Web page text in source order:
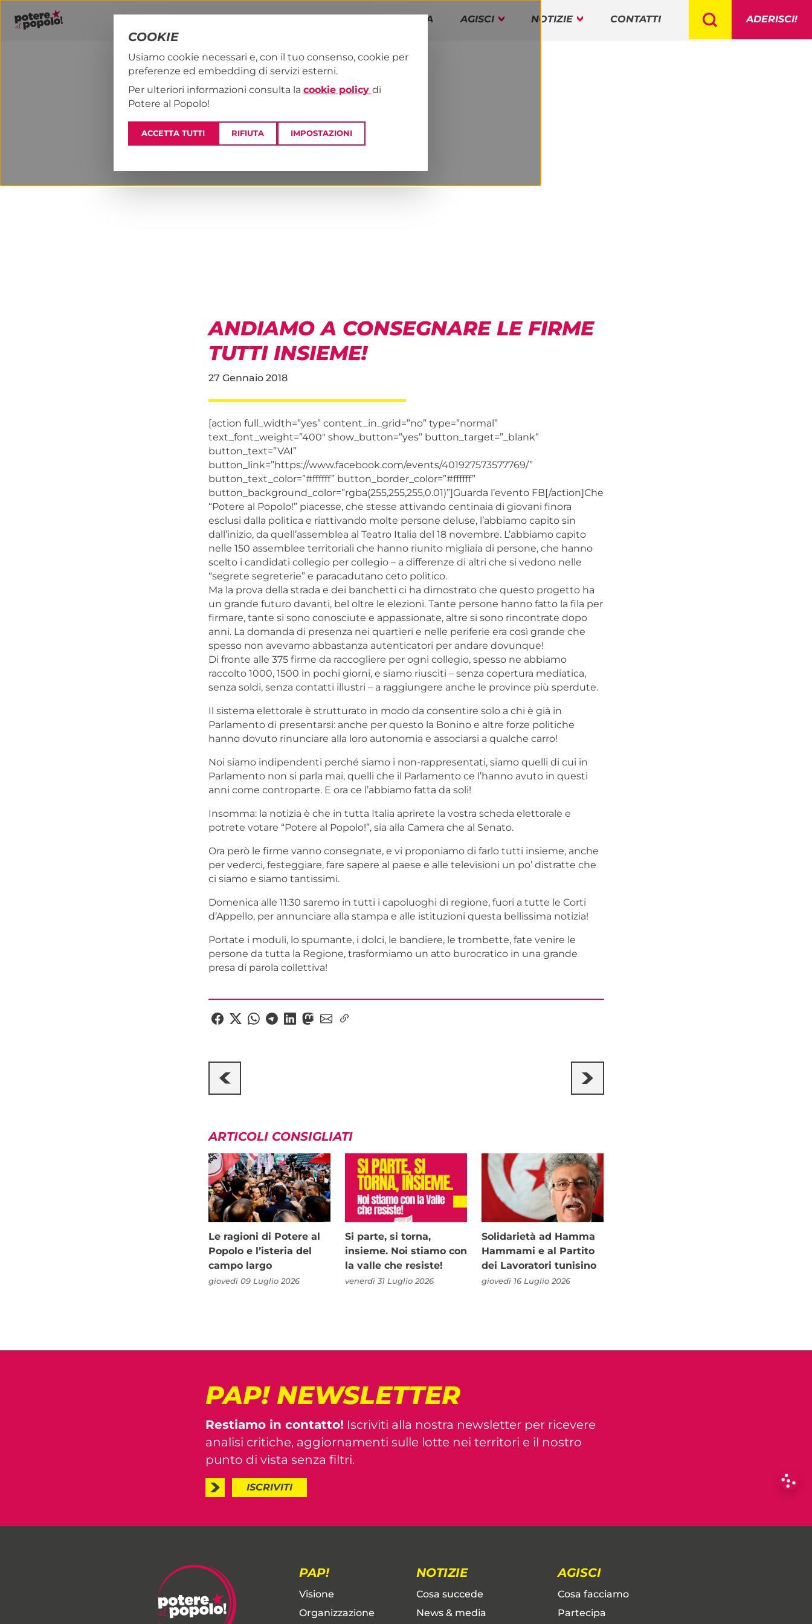
PROGRAMMA AGISCI NOTIZIE CONTATTI ADERISCI!
PAP! NOTIZIE NEWS & MEDIA
ANDIAMO A CONSEGNARE LE FIRME
TUTTI INSIEME!
27 Gennaio 2018
[action full_width=”yes” content_in_grid=”no” type=”normal”
text_font_weight=”400″ show_button=”yes” button_target=”_blank”
button_text=”VAI”
button_link=”https://www.facebook.com/events/401927573577769/”
button_text_color=”#ffffff” button_border_color=”#ffffff”
button_background_color=”rgba(255,255,255,0.01)”]Guarda l’evento FB[/action]Che
“Potere al Popolo!” piacesse, che stesse attivando centinaia di giovani finora
esclusi dalla politica e riattivando molte persone deluse, l’abbiamo capito sin
dall’inizio, da quell’assemblea al Teatro Italia del 18 novembre. L’abbiamo capito
nelle 150 assemblee territoriali che hanno riunito migliaia di persone, che hanno
scelto i candidati collegio per collegio – a differenze di altri che si vedono nelle
“segrete segreterie” e paracadutano ceto politico.
Ma la prova della strada e dei banchetti ci ha dimostrato che questo progetto ha
un grande futuro davanti, bel oltre le elezioni. Tante persone hanno fatto la fila per
firmare, tante si sono conosciute e appassionate, altre si sono rincontrate dopo
anni. La domanda di presenza nei quartieri e nelle periferie era così grande che
spesso non avevamo abbastanza autenticatori per andare dovunque!
Di fronte alle 375 firme da raccogliere per ogni collegio, spesso ne abbiamo
raccolto 1000, 1500 in pochi giorni, e siamo riusciti – senza copertura mediatica,
senza soldi, senza contatti illustri – a raggiungere anche le province più sperdute.
Il sistema elettorale è strutturato in modo da consentire solo a chi è già in
Parlamento di presentarsi: anche per questo la Bonino e altre forze politiche
hanno dovuto rinunciare alla loro autonomia e associarsi a qualche carro!
Noi siamo indipendenti perché siamo i non-rappresentati, siamo quelli di cui in
Parlamento non si parla mai, quelli che il Parlamento ce l’hanno avuto in questi
anni come controparte. E ora ce l’abbiamo fatta da soli!
Insomma: la notizia è che in tutta Italia aprirete la vostra scheda elettorale e
potrete votare “Potere al Popolo!”, sia alla Camera che al Senato.
Ora però le firme vanno consegnate, e vi proponiamo di farlo tutti insieme, anche
per vederci, festeggiare, fare sapere al paese e alle televisioni un po’ distratte che
ci siamo e siamo tantissimi.
Domenica alle 11:30 saremo in tutti i capoluoghi di regione, fuori a tutte le Corti
d’Appello, per annunciare alla stampa e alle istituzioni questa bellissima notizia!
Portate i moduli, lo spumante, i dolci, le bandiere, le trombette, fate venire le
persone da tutta la Regione, trasformiamo un atto burocratico in una grande
presa di parola collettiva!
ARTICOLI CONSIGLIATI
Le ragioni di Potere al
Popolo e l’isteria del
campo largo
giovedì 09 Luglio 2026
Si parte, si torna,
insieme. Noi stiamo con
la valle che resiste!
venerdì 31 Luglio 2026
Solidarietà ad Hamma
Hammami e al Partito
dei Lavoratori tunisino
giovedì 16 Luglio 2026
PAP! NEWSLETTER
Restiamo in contatto! Iscriviti alla nostra newsletter per ricevere
analisi critiche, aggiornamenti sulle lotte nei territori e il nostro
punto di vista senza filtri.
ISCRIVITI
PAP!
Visione
Organizzazione
NOTIZIE
Cosa succede
News & media
AGISCI
Cosa facciamo
Partecipa
COOKIE
Usiamo cookie necessari e, con il tuo consenso, cookie per
preferenze ed embedding di servizi esterni.
Per ulteriori informazioni consulta la cookie policy di
Potere al Popolo!
ACCETTA TUTTI RIFIUTA IMPOSTAZIONI